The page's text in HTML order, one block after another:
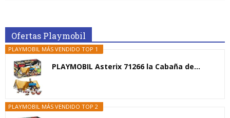
Ofertas Playmobil
PLAYMOBIL MÁS VENDIDO TOP 1
PLAYMOBIL Asterix 71266 la Cabaña de...
PLAYMOBIL MÁS VENDIDO TOP 2